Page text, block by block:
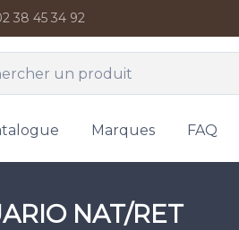
38 45 34 92
Marques FAQ
NAT/RET